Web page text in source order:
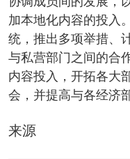
加本地化内容的投入
统，推出多项举措、
与私营部门之间的合
内容投入，开拓各大
会，并提高与各经济
来源